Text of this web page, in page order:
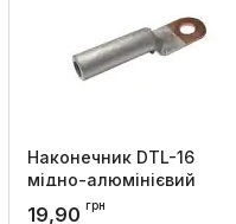
Наконечник DTL-16
мідно-алюмінієвий
кабельний, UEC
19,90 грн